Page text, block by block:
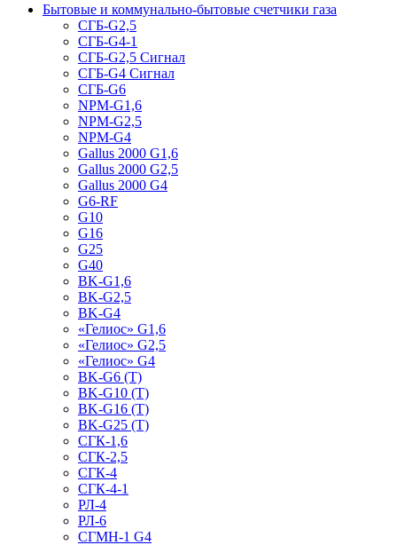
Бытовые и коммунально-бытовые счетчики газа
СГБ-G2,5
СГБ-G4-1
СГБ-G2,5 Сигнал
СГБ-G4 Сигнал
СГБ-G6
NPM-G1,6
NPM-G2,5
NPM-G4
Gallus 2000 G1,6
Gallus 2000 G2,5
Gallus 2000 G4
G6-RF
G10
G16
G25
G40
BK-G1,6
BK-G2,5
BK-G4
«Гелиос» G1,6
«Гелиос» G2,5
«Гелиос» G4
BK-G6 (Т)
BK-G10 (Т)
BK-G16 (Т)
BK-G25 (Т)
СГК-1,6
СГК-2,5
СГК-4
СГК-4-1
РЛ-4
РЛ-6
СГМН-1 G4